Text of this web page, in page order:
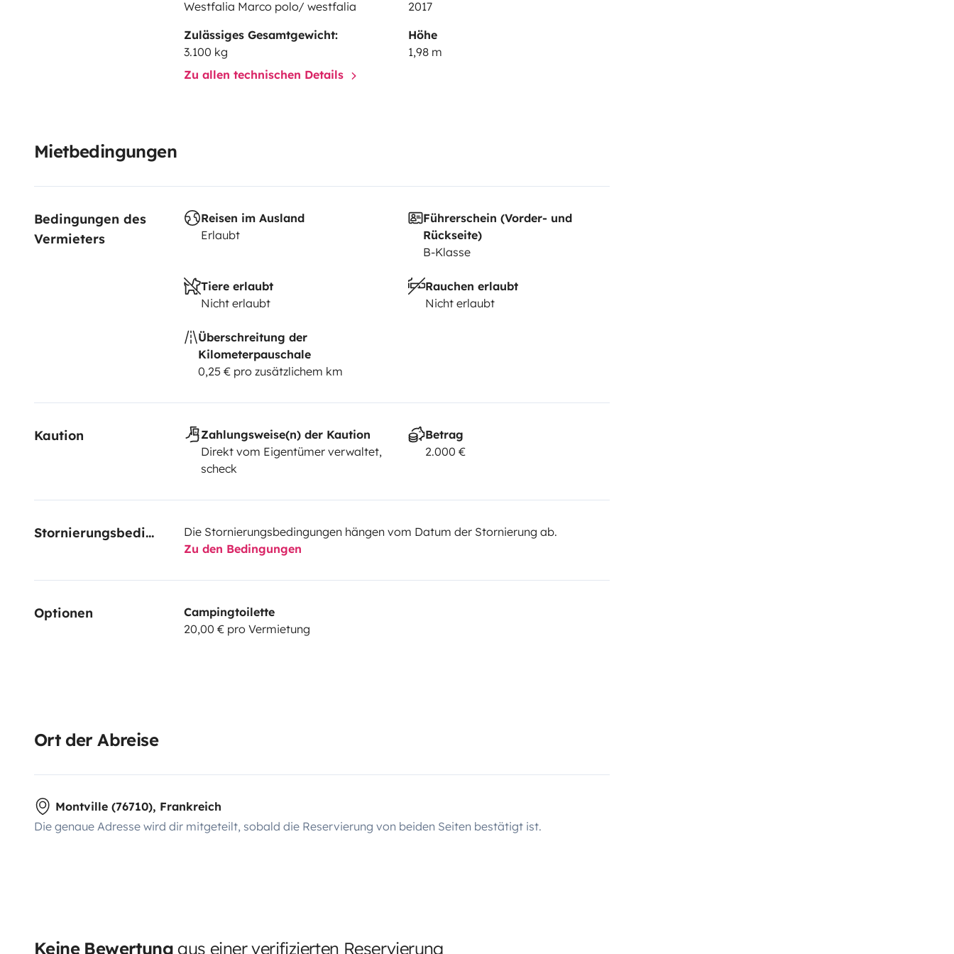
Westfalia Marco polo/ westfalia
2017
Zulässiges Gesamtgewicht:
3.100 kg
Höhe
1,98 m
Zu allen technischen Details
Mietbedingungen
Bedingungen des
Vermieters
Reisen im Ausland
Erlaubt
Führerschein (Vorder- und
Rückseite)
B-Klasse
Tiere erlaubt
Nicht erlaubt
Rauchen erlaubt
Nicht erlaubt
Überschreitung der
Kilometerpauschale
0,25 € pro zusätzlichem km
Kaution
Zahlungsweise(n) der Kaution
Direkt vom Eigentümer verwaltet,
scheck
Betrag
2.000 €
Stornierungsbedingungen
Die Stornierungsbedingungen hängen vom Datum der Stornierung ab.
Zu den Bedingungen
Optionen
Campingtoilette
20,00 € pro Vermietung
Ort der Abreise
Montville (76710), Frankreich
Die genaue Adresse wird dir mitgeteilt, sobald die Reservierung von beiden Seiten bestätigt ist.
Keine Bewertung aus einer verifizierten Reservierung